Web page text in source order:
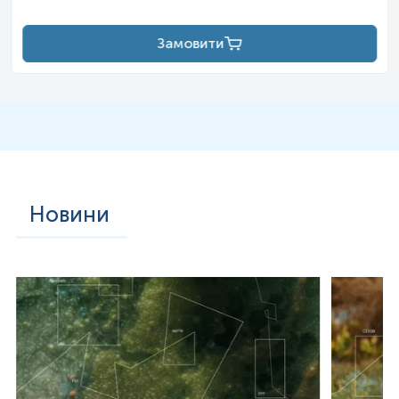
Скринінг колоректального раку та передракових
станів у осіб із підвищеним ризиком: вік понад 45
років, обтяжена спадковість, наявність поліпів,
кишкового тракту.
Оцінка стану слизової оболонки кишечника при
клінічних підозрах на пошкодження, що не
супроводжуються видимими кровотечами.
Загальна характеристика
Замовити
Новини